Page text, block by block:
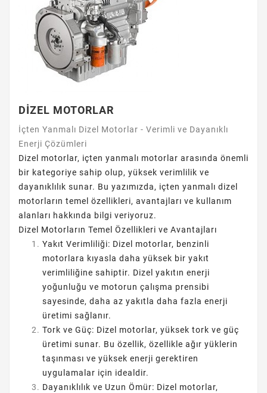
DİZEL MOTORLAR
İçten Yanmalı Dizel Motorlar - Verimli ve Dayanıklı
Enerji Çözümleri
Dizel motorlar, içten yanmalı motorlar arasında önemli
bir kategoriye sahip olup, yüksek verimlilik ve
dayanıklılık sunar. Bu yazımızda, içten yanmalı dizel
motorların temel özellikleri, avantajları ve kullanım
alanları hakkında bilgi veriyoruz.
Dizel Motorların Temel Özellikleri ve Avantajları
Yakıt Verimliliği: Dizel motorlar, benzinli
motorlara kıyasla daha yüksek bir yakıt
verimliliğine sahiptir. Dizel yakıtın enerji
yoğunluğu ve motorun çalışma prensibi
sayesinde, daha az yakıtla daha fazla enerji
üretimi sağlanır.
Tork ve Güç: Dizel motorlar, yüksek tork ve güç
üretimi sunar. Bu özellik, özellikle ağır yüklerin
taşınması ve yüksek enerji gerektiren
uygulamalar için idealdir.
Dayanıklılık ve Uzun Ömür: Dizel motorlar,